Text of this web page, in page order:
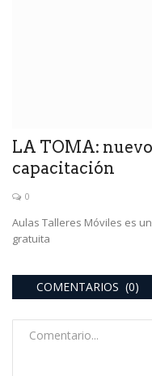
LA TOMA:
capacitación
0
Aulas Talleres Móviles es
gratuita
COMENTARIOS (0)